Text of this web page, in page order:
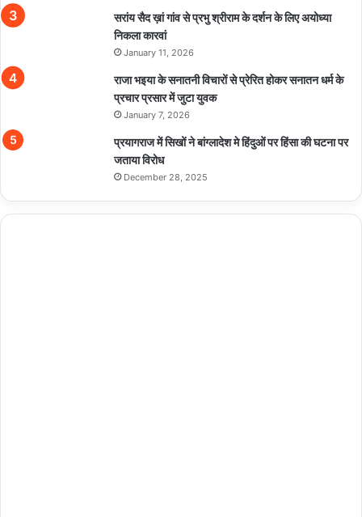
सरांय सैद ख़ां गांव से प्रभु श्रीराम के दर्शन के लिए अयोध्या
निकला कारवां
January 11, 2026
राजा भइया के सनातनी विचारों से प्रेरित होकर सनातन धर्म के
प्रचार प्रसार में जुटा युवक
January 7, 2026
प्रयागराज में सिखों ने बांग्लादेश मे हिंदुओं पर हिंसा की घटना पर
जताया विरोध
December 28, 2025